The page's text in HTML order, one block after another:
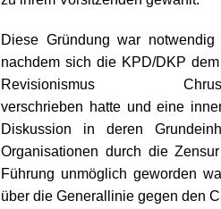
Diese Gründung war notwendig
nachdem sich die KPD/DKP
Revisionismus
verschrieben hatte und eine
Diskussion in deren
Organisationen durch die
Führung unmöglich geworden
über die Generallinie gegen den